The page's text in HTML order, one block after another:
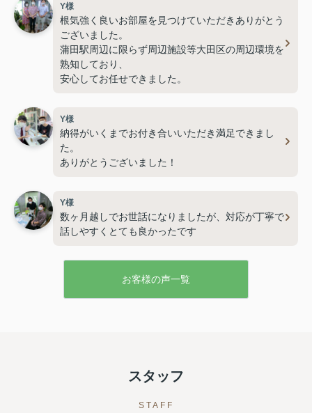
る際の部分までを含め
ご説明ご案内いただき納得して契約させていただき
ました。
蒲田駅周辺、大田区近辺の部屋探しをする知人がお
りましたら是非自信をもって
ご紹介させていただきます。
Y様
根気強く良いお部屋を見つけていただきありがとう
ございました。
蒲田駅周辺に限らず周辺施設等大田区の周辺環境を
熟知しており、
安心してお任せできました。
Y様
納得がいくまでお付き合いいただき満足できまし
た。
ありがとうございました！
Y様
数ヶ月越しでお世話になりましたが、対応が丁寧で
話しやすくとても良かったです
お客様の声一覧
スタッフ
STAFF